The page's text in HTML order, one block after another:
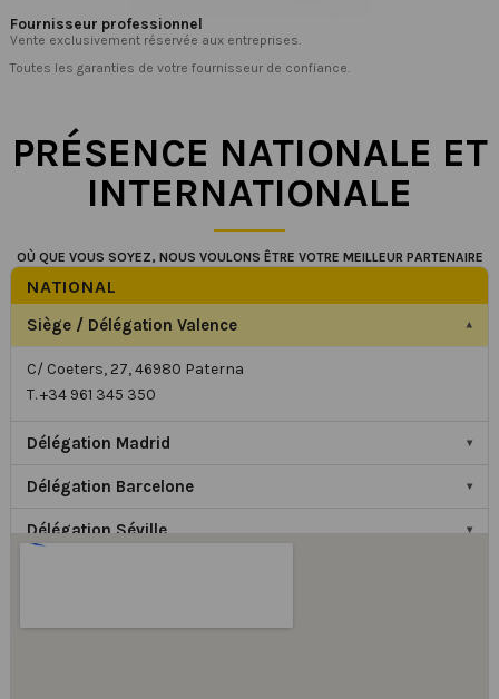
Fournisseur professionnel
Vente exclusivement réservée aux entreprises.
Toutes les garanties de votre fournisseur de confiance.
PRÉSENCE NATIONALE ET
INTERNATIONALE
OÙ QUE VOUS SOYEZ, NOUS VOULONS ÊTRE VOTRE MEILLEUR PARTENAIRE
NATIONAL
Siège / Délégation Valence ▾
C/ Coeters, 27, 46980 Paterna
T. +34 961 345 350
Délégation Madrid ▾
Délégation Barcelone ▾
Délégation Séville ▾